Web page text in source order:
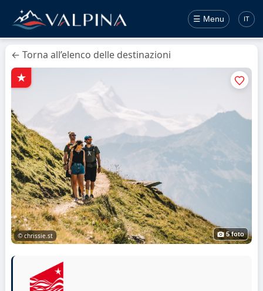
☰ Menu IT
← Torna all’elenco delle destinazioni
© chrissie.st 5 foto